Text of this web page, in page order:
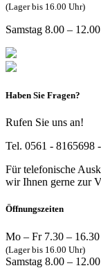
(Lager bis 16.00 Uhr)
Samstag 8.00 –
Haben Sie Fragen?
Rufen Sie uns an!
Tel. 0561 - 8165698
Für telefonische
wir Ihnen gerne zur
Öffnungszeiten
Mo – Fr 7.30 –
(Lager bis 16.00 Uhr)
Samstag 8.00 –